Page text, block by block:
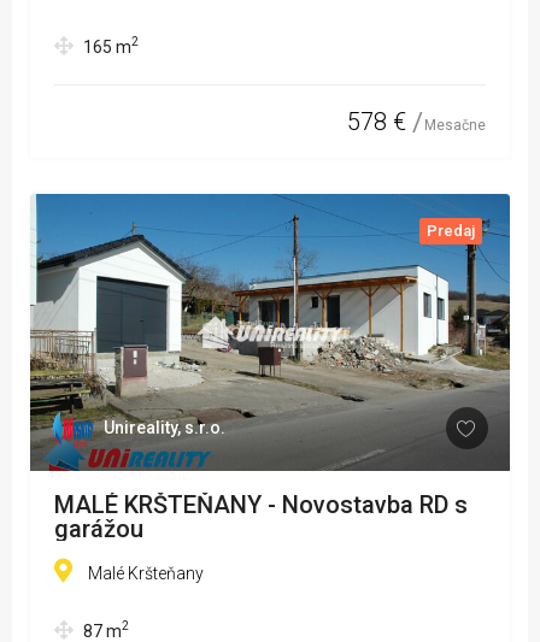
165 m2
578 € Mesačne
Predaj
Unireality, s.r.o.
MALÉ KRŠTEŇANY - Novostavba RD s
garážou
Malé Kršteňany
87m2